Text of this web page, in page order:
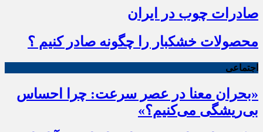
صادرات چوب در ایران
محصولات خشکبار را چگونه صادر کنیم ؟
اجتماعی
«بحران معنا در عصر سرعت: چرا احساس
بی‌ریشگی می‌کنیم؟»